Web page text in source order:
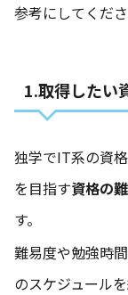
参考にしてくださ
1.取得したい
独学でIT系の資
を目指す資格の
す。
難易度や勉強時
のスケジュール